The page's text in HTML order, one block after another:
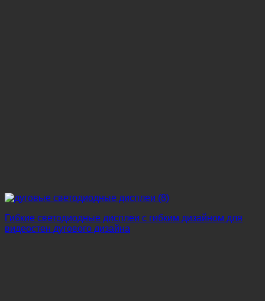
Гибкие светодиодные дисплеи с гибким дизайном для
видеостен дугового дизайна